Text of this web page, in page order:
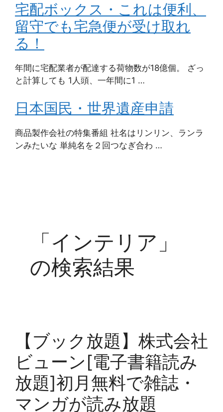
宅配ボックス・これは便利、
留守でも宅急便が受け取れ
る！
年間に宅配業者が配達する荷物数が18億個。 ざっ
と計算しても 1人頭、一年間に1 …
日本国民・世界遺産申請
商品製作会社の特集番組 社名はリンリン、ランラ
ンみたいな 単純名を２回つなぎ合わ …
「インテリア」
の検索結果
【ブック放題】株式会社
ビューン[電子書籍読み
放題]初月無料で雑誌・
マンガが読み放題